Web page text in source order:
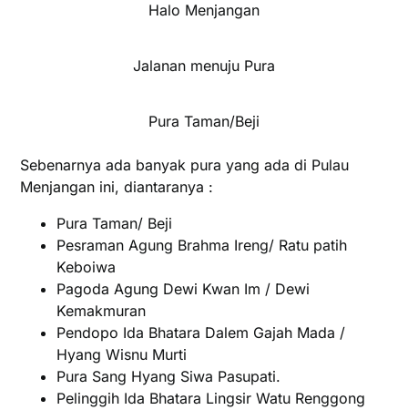
Halo Menjangan
Jalanan menuju Pura
Pura Taman/Beji
Sebenarnya ada banyak pura yang ada di Pulau
Menjangan ini, diantaranya :
Pura Taman/ Beji
Pesraman Agung Brahma Ireng/ Ratu patih
Keboiwa
Pagoda Agung Dewi Kwan Im / Dewi
Kemakmuran
Pendopo Ida Bhatara Dalem Gajah Mada /
Hyang Wisnu Murti
Pura Sang Hyang Siwa Pasupati.
Pelinggih Ida Bhatara Lingsir Watu Renggong